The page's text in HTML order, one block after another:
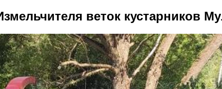
веток кустарников